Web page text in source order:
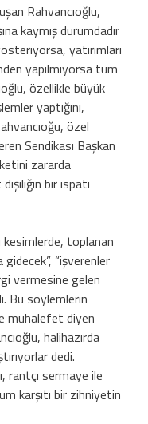
Rahvancıoğlu,
kaymış durumdadır
yatırımları
yapılmıyorsa tüm
özellikle büyük
yaptığını,
özel
Sendikası Başkan
zararda
bir ispatı
kesimlerde, toplanan
“işverenler
vermesine gelen
Bu söylemlerin
muhalefet diyen
halihazırda
dedi.
rantçı sermaye ile
karşıtı bir zihniyetin